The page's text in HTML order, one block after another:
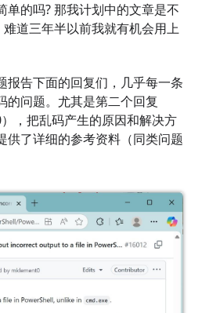
单的吗? 那我计划中的文章是不
道三年半以前我就有机会用上
报告下面的回复们，几乎每一条
的问题。尤其是第二个回复
，把乱码产生的原因和解决方
供了详细的参考资料（同类问题